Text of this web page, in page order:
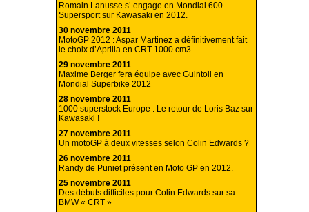
Romain Lanusse s’ engage en Mondial 600
Supersport sur Kawasaki en 2012.
30 novembre 2011
MotoGP 2012 : Aspar Martinez a définitivement fait
le choix d’Aprilia en CRT 1000 cm3
29 novembre 2011
Maxime Berger fera équipe avec Guintoli en
Mondial Superbike 2012
28 novembre 2011
1000 superstock Europe : Le retour de Loris Baz sur
Kawasaki !
27 novembre 2011
Un motoGP à deux vitesses selon Colin Edwards ?
26 novembre 2011
Randy de Puniet présent en Moto GP en 2012.
25 novembre 2011
Des débuts difficiles pour Colin Edwards sur sa
BMW « CRT »